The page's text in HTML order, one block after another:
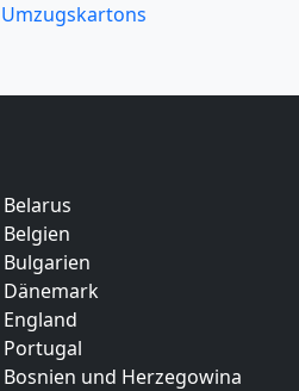
Umzugskartons
und Herzegowina